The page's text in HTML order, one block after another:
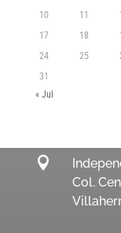
10
11
17
18
24
25
31
« Jul

Col.